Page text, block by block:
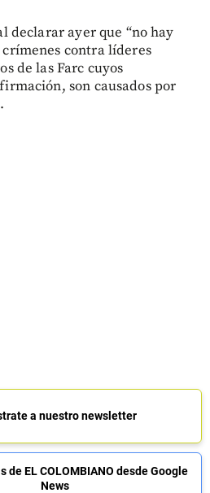
declarar ayer que “no hay
contra líderes
de las Farc cuyos
son causados por
a nuestro newsletter
de EL COLOMBIANO desde Google
News